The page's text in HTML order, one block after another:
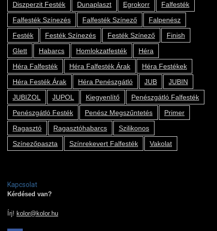
Diszperzit Festék
Dunaplaszt Egrokorr
Falfesték
Falfesték Színezés
Falfesték Színező
Falpenész
Festék
Festék Színezés Festék Színező
Finish
Glett
Habarcs Homlokzatfesték
Héra
Héra Falfesték
Héra Falfesték Árak
Héra Festékek
Héra Festék Árak
Héra Penészgátló JUB
JUBIN
JUBIZOL
JUPOL Kiegyenlítő
Penészgátló Falfesték
Penészgátló Festék
Penész Megszűntetés
Primer
Ragasztó
Ragasztóhabarcs
Szilikonos
Színezőpaszta
Színrekevert Falfesték Vakolat
Kapcsolat
Kérdésed van?
Írj! kolor@kolor.hu